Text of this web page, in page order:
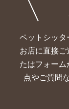
ペットシッタ
お店に直接ご
たはフォー
点やご質問